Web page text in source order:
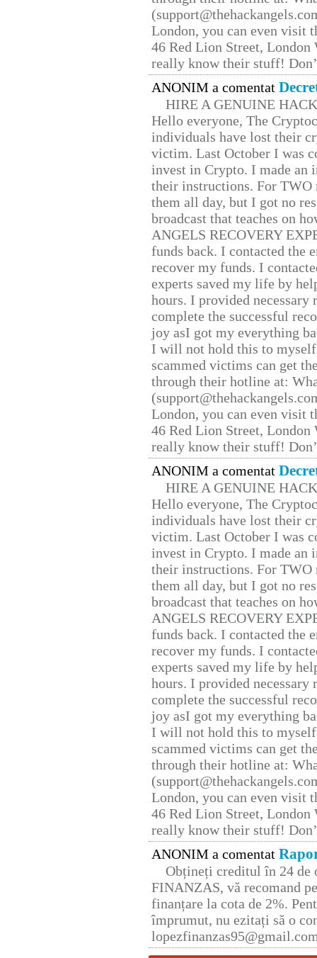
London, you can even visit
46 Red Lion Street, London
really know their stuff!
ANONIM a comentat
HIRE A GENUINE
Hello everyone, The
individuals have lost their
victim. Last October I was
invest in Crypto. I made
their instructions. For TWO
them all day, but I got no
broadcast that teaches on
ANGELS RECOVERY
funds back. I contacted the
recover my funds. I
experts saved my life by
hours. I provided
complete the successful
joy asI got my everything
I will not hold this to
scammed victims can get
through their hotline at:
London, you can even visit
46 Red Lion Street, London
really know their stuff!
ANONIM a comentat
HIRE A GENUINE
Hello everyone, The
individuals have lost their
victim. Last October I was
invest in Crypto. I made
their instructions. For TWO
them all day, but I got no
broadcast that teaches on
ANGELS RECOVERY
funds back. I contacted the
recover my funds. I
experts saved my life by
hours. I provided
complete the successful
joy asI got my everything
I will not hold this to
scammed victims can get
through their hotline at:
London, you can even visit
46 Red Lion Street, London
really know their stuff!
ANONIM a comentat
Obțineți creditul în 24 de
FINANZAS, vă recomand
finanțare la cota de 2%.
împrumut, nu ezitați să o